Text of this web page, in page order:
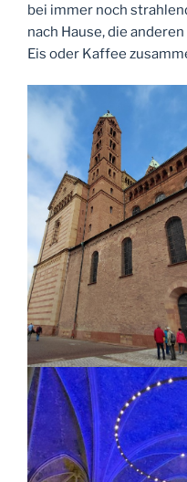
bei immer noch
nach Hause, die
Eis oder Kaffee